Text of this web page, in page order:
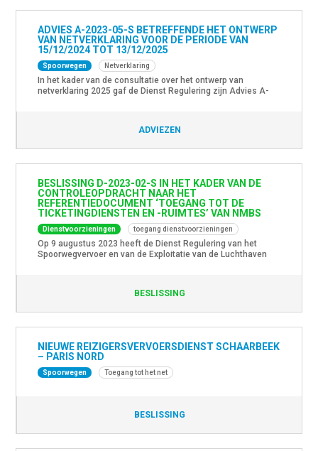
ADVIES A-2023-05-S BETREFFENDE HET ONTWERP
VAN NETVERKLARING VOOR DE PERIODE VAN
15/12/2024 TOT 13/12/2025
Spoorwegen Netverklaring
In het kader van de consultatie over het ontwerp van
netverklaring 2025 gaf de Dienst Regulering zijn Advies A-
ADVIEZEN
BESLISSING D-2023-02-S IN HET KADER VAN DE
CONTROLEOPDRACHT NAAR HET
REFERENTIEDOCUMENT ‘TOEGANG TOT DE
TICKETINGDIENSTEN EN -RUIMTES’ VAN NMBS
Dienstvoorzieningen toegang dienstvoorzieningen
Op 9 augustus 2023 heeft de Dienst Regulering van het
Spoorwegvervoer en van de Exploitatie van de Luchthaven
doel van deze controleopdracht was na te gaan of de
BESLISSING
NIEUWE REIZIGERSVERVOERSDIENST SCHAARBEEK
– PARIS NORD
Spoorwegen Toegang tot het net
BESLISSING